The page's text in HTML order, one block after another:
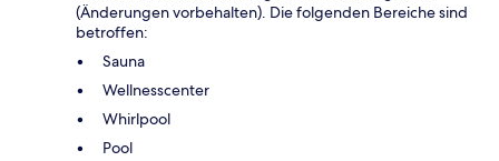
(Änderungen vorbehalten). Die folgenden Bereiche sind
betroffen:
Sauna
Wellnesscenter
Whirlpool
Pool